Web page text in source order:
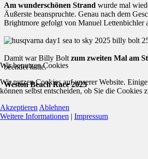
Am wunderschönen Strand wurde mal
Äußerste beanspruchte. Genau nach dem
Brightmore gefolgt von Manuel Lettenbichler
Damit war Billy Bolt zum zweiten Mal am
beendet hatte.
Weston Beach Race 2025
Wir benutzen Cookies
Wir nutzen Cookies auf unserer Website.
können selbst entscheiden, ob Sie die Cookies
Akzeptieren Ablehnen
Weitere Informationen | Impressum